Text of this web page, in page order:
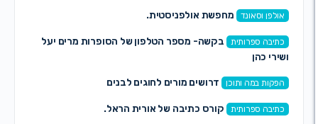
וסאונד מחפשת אולפניסטית.
ספרותית
בקשה- מספר הטלפון של הסופרות מרים יעל
במה ותוכן דרושים מורים לחוגים לבנים
ספרותית קורס כתיבה של אורית הראל.